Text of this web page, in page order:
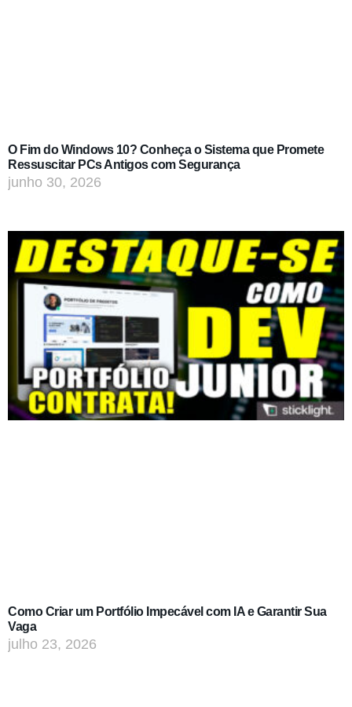
O Fim do Windows 10? Conheça o Sistema que Promete
Ressuscitar PCs Antigos com Segurança
junho 30, 2026
Como Criar um Portfólio Impecável com IA e Garantir Sua
Vaga
julho 23, 2026